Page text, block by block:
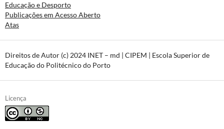
Educação e Desporto
Publicações em Acesso Aberto
Atas
Direitos de Autor (c) 2024 INET – md | CIPEM | Escola Superior de
Educação do Politécnico do Porto
Licença